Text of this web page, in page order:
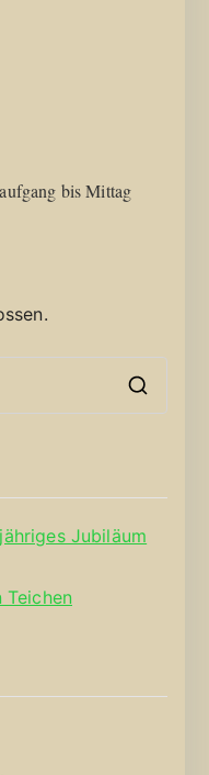
bis Mittag
Jubiläum
Teichen